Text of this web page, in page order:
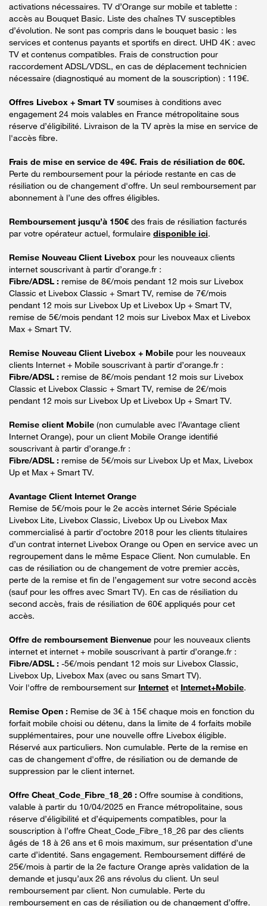
activations nécessaires. TV d’Orange sur mobile et tablette :
accès au Bouquet Basic. Liste des chaînes TV susceptibles
d’évolution. Ne sont pas compris dans le bouquet basic : les
services et contenus payants et sportifs en direct. UHD 4K : avec
TV et contenus compatibles. Frais de construction pour
raccordement ADSL/VDSL, en cas de déplacement technicien
nécessaire (diagnostiqué au moment de la souscription) : 119€.
Offres Livebox + Smart TV soumises à conditions avec
engagement 24 mois valables en France métropolitaine sous
réserve d’éligibilité. Livraison de la TV après la mise en service de
l'accès fibre.
Frais de mise en service de 49€. Frais de résiliation de 60€.
Perte du remboursement pour la période restante en cas de
résiliation ou de changement d'offre. Un seul remboursement par
abonnement à l’une des offres éligibles.
Remboursement jusqu’à 150€ des frais de résiliation facturés
par votre opérateur actuel, formulaire disponible ici.
Remise Nouveau Client Livebox pour les nouveaux clients
internet souscrivant à partir d’orange.fr :
Fibre/ADSL : remise de 8€/mois pendant 12 mois sur Livebox
Classic et Livebox Classic + Smart TV, remise de 7€/mois
pendant 12 mois sur Livebox Up et Livebox Up + Smart TV,
remise de 5€/mois pendant 12 mois sur Livebox Max et Livebox
Max + Smart TV.
Remise Nouveau Client Livebox + Mobile pour les nouveaux
clients Internet + Mobile souscrivant à partir d’orange.fr :
Fibre/ADSL : remise de 8€/mois pendant 12 mois sur Livebox
Classic et Livebox Classic + Smart TV, remise de 2€/mois
pendant 12 mois sur Livebox Up et Livebox Up + Smart TV.
Remise client Mobile (non cumulable avec l’Avantage client
Internet Orange), pour un client Mobile Orange identifié
souscrivant à partir d’orange.fr :
Fibre/ADSL : remise de 5€/mois sur Livebox Up et Max, Livebox
Up et Max + Smart TV.
Avantage Client Internet Orange
Remise de 5€/mois pour le 2e accès internet Série Spéciale
Livebox Lite, Livebox Classic, Livebox Up ou Livebox Max
commercialisé à partir d’octobre 2018 pour les clients titulaires
d’un contrat internet Livebox Orange ou Open en service avec un
regroupement dans le même Espace Client. Non cumulable. En
cas de résiliation ou de changement de votre premier accès,
perte de la remise et fin de l’engagement sur votre second accès
(sauf pour les offres avec Smart TV). En cas de résiliation du
second accès, frais de résiliation de 60€ appliqués pour cet
accès.
Offre de remboursement Bienvenue pour les nouveaux clients
internet et internet + mobile souscrivant à partir d’orange.fr :
Fibre/ADSL : -5€/mois pendant 12 mois sur Livebox Classic,
Livebox Up, Livebox Max (avec ou sans Smart TV).
Voir l'offre de remboursement sur Internet et Internet+Mobile.
Remise Open : Remise de 3€ à 15€ chaque mois en fonction du
forfait mobile choisi ou détenu, dans la limite de 4 forfaits mobile
supplémentaires, pour une nouvelle offre Livebox éligible.
Réservé aux particuliers. Non cumulable. Perte de la remise en
cas de changement d'offre, de résiliation ou de demande de
suppression par le client internet.
Offre Cheat_Code_Fibre_18_26 : Offre soumise à conditions,
valable à partir du 10/04/2025 en France métropolitaine, sous
réserve d’éligibilité et d’équipements compatibles, pour la
souscription à l’offre Cheat_Code_Fibre_18_26 par des clients
âgés de 18 à 26 ans et 6 mois maximum, sur présentation d’une
carte d’identité. Sans engagement. Remboursement différé de
25€/mois à partir de la 2e facture Orange après validation de la
demande et jusqu’aux 26 ans révolus du client. Un seul
remboursement par client. Non cumulable. Perte du
remboursement en cas de résiliation ou de changement d’offre.